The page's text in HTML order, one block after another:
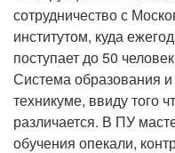
сотрудничество с
институтом, куда
поступает до 50
Система образования
техникуме, ввиду того
различается. В ПУ
обучения опекали,